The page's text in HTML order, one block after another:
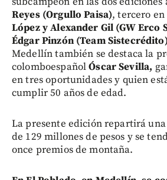
Reyes (Orgullo Paisa), tercero en
López y Alexander Gil (GW Erco
Édgar Pinzón (Team
Medellín también se destaca la
colomboespañolÓscar Sevilla,
en tres oportunidades y quien
cumplir 50 años de edad.
La presente edición repartirá
de 129 millones de pesos y se
once premios de montaña.